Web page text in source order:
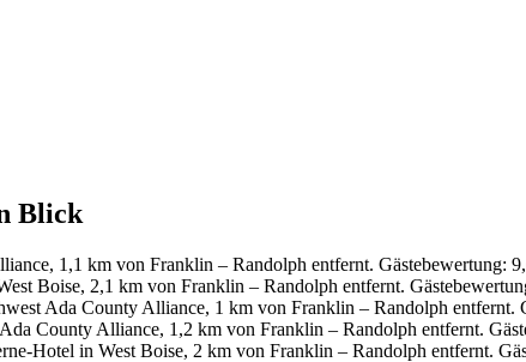
Blick
1,1 km von Franklin – Randolph entfernt. Gästebewertung:
Boise, 2,1 km von Franklin – Randolph entfernt.
Ada County Alliance, 1 km von Franklin – Randolph entfernt.
County Alliance, 1,2 km von Franklin – Randolph entfernt.
Hotel in West Boise, 2 km von Franklin – Randolph entfernt.